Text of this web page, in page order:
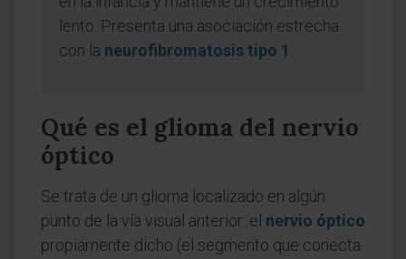
lento. Presenta una asociación estrecha
con la neurofibromatosis tipo 1
Qué es el glioma del nervio
óptico
Se trata de un glioma localizado en algún
punto de la vía visual anterior: el nervio óptico
propiamente dicho (el segmento que conecta